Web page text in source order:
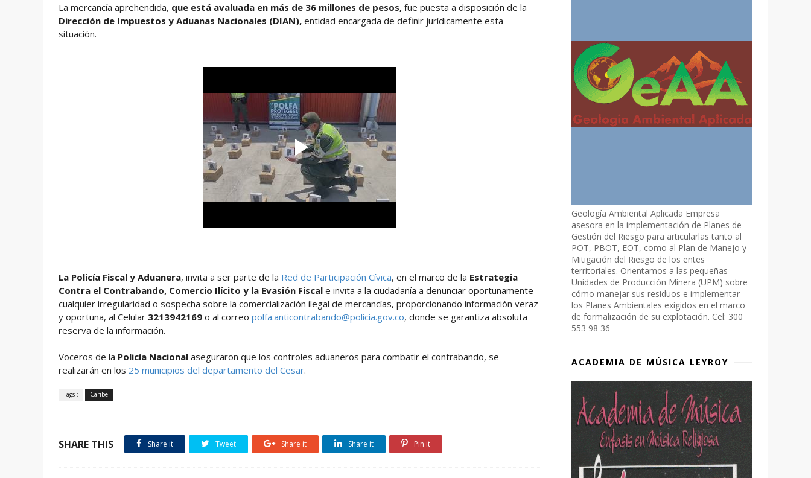
La mercancía aprehendida, que está avaluada en más de 36 millones de pesos, fue puesta a disposición de la
Dirección de Impuestos y Aduanas Nacionales (DIAN), entidad encargada de definir jurídicamente esta
situación.
La Policía Fiscal y Aduanera, invita a ser parte de la Red de Participación Cívica, en el marco de la Estrategia
Contra el Contrabando, Comercio Ilícito y la Evasión Fiscal e invita a la ciudadanía a denunciar oportunamente
cualquier irregularidad o sospecha sobre la comercialización ilegal de mercancías, proporcionando información veraz
y oportuna, al Celular 3213942169 o al correo polfa.anticontrabando@policia.gov.co, donde se garantiza absoluta
reserva de la información.
Voceros de la Policía Nacional aseguraron que los controles aduaneros para combatir el contrabando, se
realizarán en los 25 municipios del departamento del Cesar.
Tags : Caribe
SHARE THIS Share it Tweet Share it Share it Pin it
Geología Ambiental Aplicada Empresa
asesora en la implementación de Planes de
Gestión del Riesgo para articularlas tanto al
POT, PBOT, EOT, como al Plan de Manejo y
Mitigación del Riesgo de los entes
territoriales. Orientamos a las pequeñas
Unidades de Producción Minera (UPM) sobre
cómo manejar sus residuos e implementar
los Planes Ambientales exigidos en el marco
de formalización de su explotación. Cel: 300
553 98 36
ACADEMIA DE MÚSICA LEYROY